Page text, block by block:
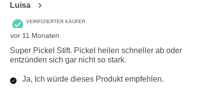
Luisa
VERIFIZIERTER KÄUFER
vor 11 Monaten
Super Pickel Stift. Pickel heilen schneller ab oder
entzünden sich gar nicht so stark.
Ja, Ich würde dieses Produkt empfehlen.